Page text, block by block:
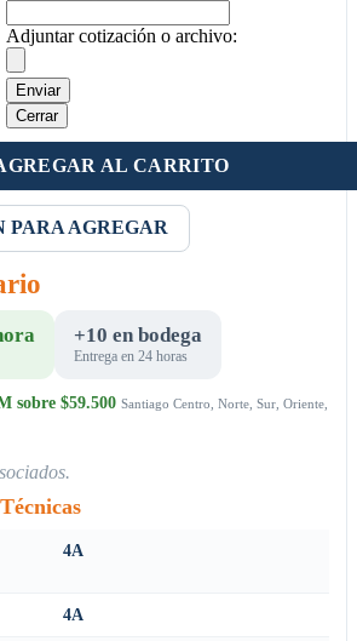
Adjuntar cotización o archivo:
Enviar
Cerrar
AL CARRITO
PARA AGREGAR
+10 en bodega
Entrega en 24 horas
sobre $59.500 Santiago Centro, Norte, Sur, Oriente,
4A
4A